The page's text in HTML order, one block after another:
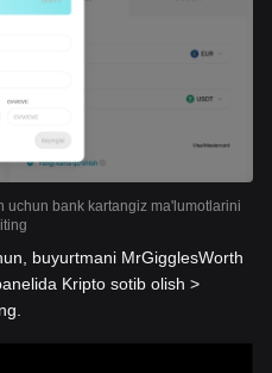
uchun bank kartangiz ma'lumotlarini
buyurtmani MrGigglesWorth
Kripto sotib olish >